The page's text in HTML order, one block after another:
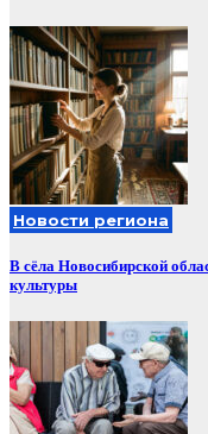
Новости региона
В сёла Новосибирской
культуры